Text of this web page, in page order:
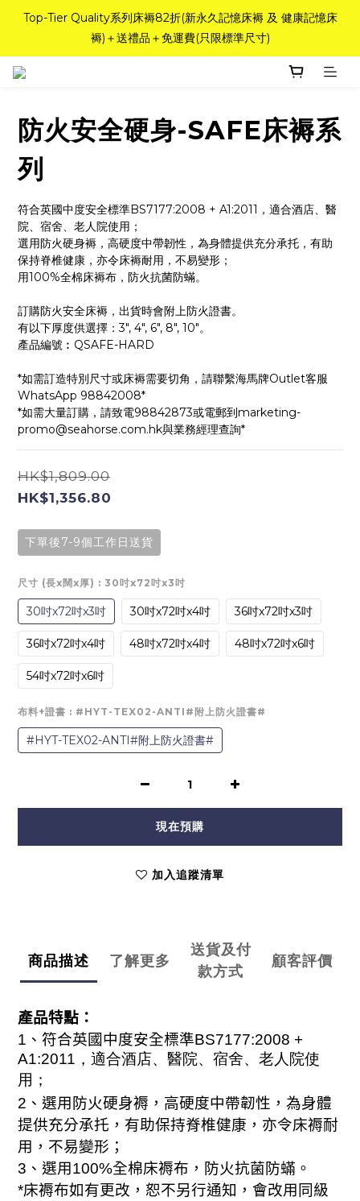
如需訂造特別尺寸床褥，請聯繫海馬牌Outlet客服 WhatsApp
98842008！
Top-Tier Quality系列床褥82折(新永久記憶床褥 及 健康記憶床
褥)＋送禮品＋免運費(只限標準尺寸)
如需訂造特別尺寸床褥，請聯繫海馬牌Outlet客服 WhatsApp
防火安全硬身-SAFE床褥系
列
符合英國中度安全標準BS7177:2008 + A1:2011，適合酒店、醫
院、宿舍、老人院使用；
選用防火硬身褥，高硬度中帶韌性，為身體提供充分承托，有助
保持脊椎健康，亦令床褥耐用，不易變形；
用100%全棉床褥布，防火抗菌防蟎。
訂購防火安全床褥，出貨時會附上防火證書。
有以下厚度供選擇：3", 4", 6", 8", 10"。
產品編號︰QSAFE-HARD
*如需訂造特別尺寸或床褥需要切角，請聯繫海馬牌Outlet客服
WhatsApp 98842008*
*如需大量訂購，請致電98842873或電郵到marketing-
promo@seahorse.com.hk與業務經理查詢*
HK$1,809.00
HK$1,356.80
下單後7-9個工作日送貨
尺寸 (長x闊x厚) : 30吋x72吋x3吋
30吋x72吋x3吋 30吋x72吋x4吋 36吋x72吋x3吋
36吋x72吋x4吋 48吋x72吋x4吋 48吋x72吋x6吋
54吋x72吋x6吋
布料+證書 : #HYT-TEX02-ANTI#附上防火證書#
#HYT-TEX02-ANTI#附上防火證書#
現在預購
加入追蹤清單
商品描述 了解更多
送貨及付
款方式
顧客評價
產品特點：
1 、符合英國中度安全標準BS7177:2008 +
A1:2011 ，適合酒店、醫院、宿舍、老人院使
用；
2 、選用防火硬身褥，高硬度中帶韌性，為身體
提供充分承托，有助保持脊椎健康，亦令床褥耐
用，不易變形；
3 、選用100%全棉床褥布，防火抗菌防蟎。
*床褥布如有更改，恕不另行通知，會改用同級